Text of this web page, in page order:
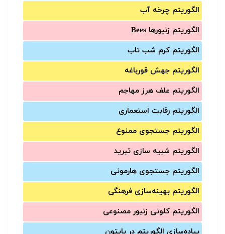
الگوریتم چرخه آب
الگوریتم زنبورها Bees
الگوریتم کرم شب تاب
الگوریتم جهش قورباغه
الگوریتم علف هرز مهاجم
الگوریتم رقابت استعماری
الگوریتم جستجوی ممنوع
الگوریتم شبیه سازی تبرید
الگوریتم جستجوی هارمونی
الگوریتم بهینه‌سازی فرهنگی
الگوریتم کلونی زنبور مصنوعی
پیاده‌سازی الگوریتم در پایتون